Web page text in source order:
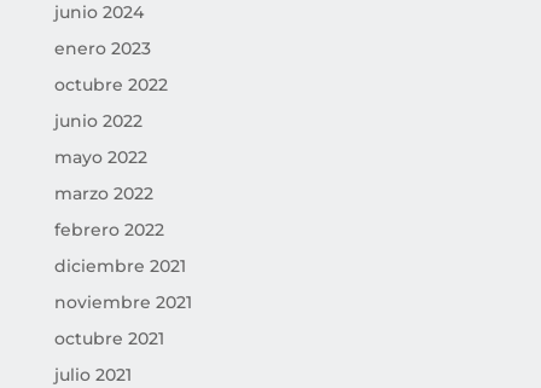
junio 2024
enero 2023
octubre 2022
junio 2022
mayo 2022
marzo 2022
febrero 2022
diciembre 2021
noviembre 2021
octubre 2021
julio 2021